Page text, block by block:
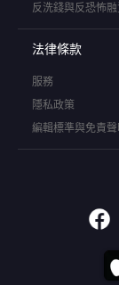
反洗錢與反恐怖
法律條款
服務
隱私政策
編輯標準與免責聲